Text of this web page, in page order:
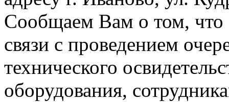
Сообщаем Вам о том, что
связи с проведением
технического
оборудования,